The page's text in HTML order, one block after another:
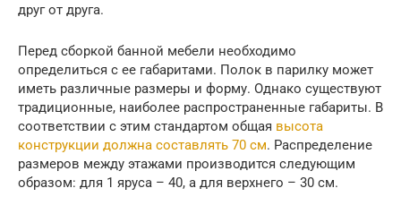
друг от друга.
Перед сборкой банной мебели необходимо
определиться с ее габаритами. Полок в парилку может
иметь различные размеры и форму. Однако существуют
традиционные, наиболее распространенные габариты. В
соответствии с этим стандартом общая высота
конструкции должна составлять 70 см. Распределение
размеров между этажами производится следующим
образом: для 1 яруса – 40, а для верхнего – 30 см.